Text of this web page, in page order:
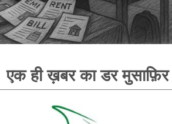
एक ही ख़बर का डर मुसाफ़िर